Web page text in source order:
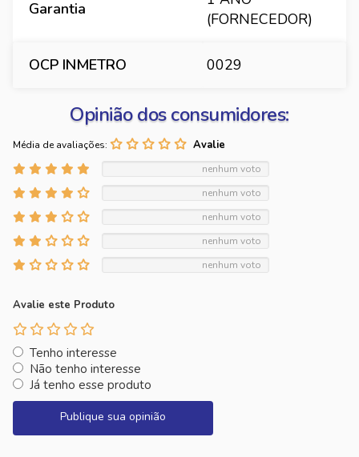
Garantia
(FORNECEDOR)
OCP INMETRO 0029
Opinião dos consumidores:
Média de avaliações:
nenhum voto
nenhum voto
nenhum voto
nenhum voto
nenhum voto
Avalie este Produto
Tenho interesse
Não tenho interesse
Já tenho esse produto
Publique sua opinião